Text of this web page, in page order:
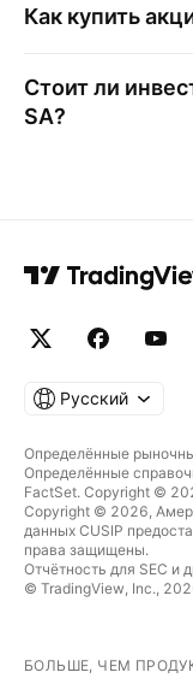
Как купить
Стоит ли
SA?
Русский
Определённые
Определённые
FactSet. Copyright ©
Copyright © 2026,
данных CUSIP
права защищены.
Отчётность для SEC и
© TradingView, Inc.,
БОЛЬШЕ, ЧЕМ